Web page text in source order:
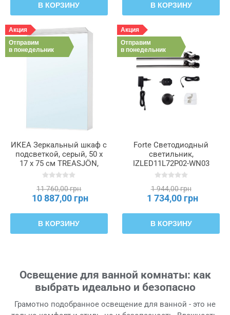
В КОРЗИНУ В КОРЗИНУ
Акция
Отправим
в понедельник
ИКЕА Зеркальный шкаф с
подсветкой, серый, 50 x
17 x 75 см TREASJÖN,
505.644.45
11 760,00 грн
10 887,00 грн
В КОРЗИНУ
Акция
Отправим
в понедельник
Forte Светодиодный
светильник,
IZLED11L72P02-WN03
1 944,00 грн
1 734,00 грн
В КОРЗИНУ
Освещение для ванной комнаты: как
выбрать идеально и безопасно
Грамотно подобранное освещение для ванной - это не